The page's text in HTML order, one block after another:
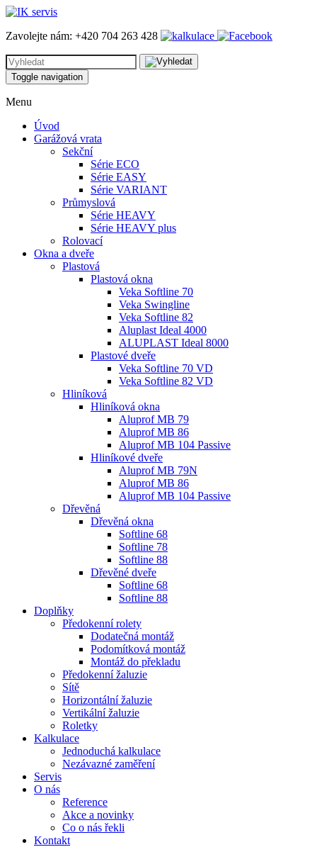
Zavolejte nám: +420 704 263 428
Toggle navigation
Menu
Úvod
Garážová vrata
Sekční
Série ECO
Série EASY
Série VARIANT
Průmyslová
Série HEAVY
Série HEAVY plus
Rolovací
Okna a dveře
Plastová
Plastová okna
Veka Softline 70
Veka Swingline
Veka Softline 82
Aluplast Ideal 4000
ALUPLAST Ideal 8000
Plastové dveře
Veka Softline 70 VD
Veka Softline 82 VD
Hliníková
Hliníková okna
Aluprof MB 79
Aluprof MB 86
Aluprof MB 104 Passive
Hliníkové dveře
Aluprof MB 79N
Aluprof MB 86
Aluprof MB 104 Passive
Dřevěná
Dřevěná okna
Softline 68
Softline 78
Softline 88
Dřevěné dveře
Softline 68
Softline 88
Doplňky
Předokenní rolety
Dodatečná montáž
Podomítková montáž
Montáž do překladu
Předokenní žaluzie
Sítě
Horizontální žaluzie
Vertikální žaluzie
Roletky
Kalkulace
Jednoduchá kalkulace
Nezávazné zaměření
Servis
O nás
Reference
Akce a novinky
Co o nás řekli
Kontakt